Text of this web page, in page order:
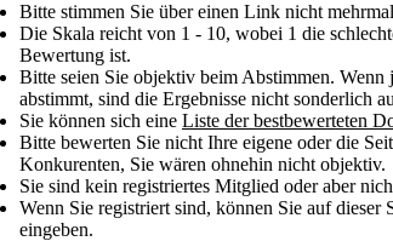
Bitte stimmen Sie über einen Link nicht
Die Skala reicht von 1 - 10, wobei 1 die
Bewertung ist.
Bitte seien Sie objektiv beim Abstimmen. Wenn
abstimmt, sind die Ergebnisse nicht sonderlich
Sie können sich eine Liste der bestbewerteten
Bitte bewerten Sie nicht Ihre eigene oder die
Konkurenten, Sie wären ohnehin nicht objektiv.
Sie sind kein registriertes Mitglied oder aber
Wenn Sie registriert sind, können Sie auf dieser
eingeben.